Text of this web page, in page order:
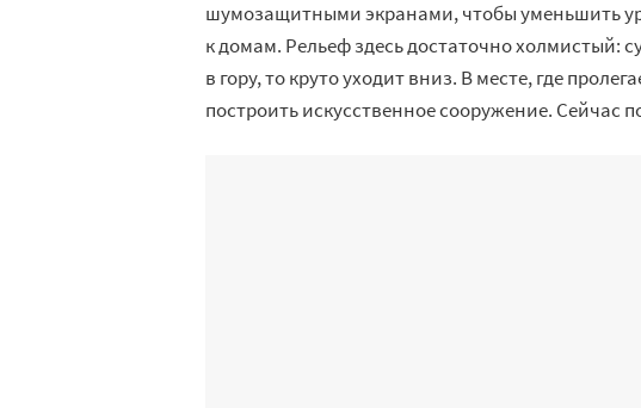
шумозащитными экранами, чтобы уменьшить
к домам. Рельеф здесь достаточно холмистый:
в гору, то круто уходит вниз. В месте, где
построить искусственное сооружение. Сейчас